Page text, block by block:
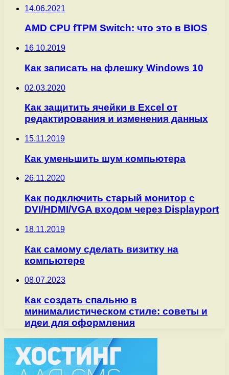
14.06.2021
AMD CPU fTPM Switch: что это в BIOS
16.10.2019
Как записать на флешку Windows 10
02.03.2020
Как защитить ячейки в Excel от
редактирования и изменения данных
15.11.2019
Как уменьшить шум компьютера
26.11.2020
Как подключить старый монитор с
DVI/HDMI/VGA входом через Displayport
18.11.2019
Как самому сделать визитку на
компьютере
08.07.2023
Как создать спальню в
минималистическом стиле: советы и
идеи для оформления